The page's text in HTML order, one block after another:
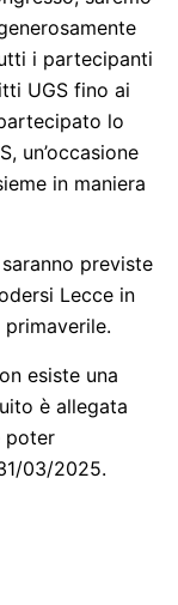
i partecipanti
UGS fino ai
lo
un’occasione
in maniera
previste
Lecce in
esiste una
è allegata
poter
03/2025.